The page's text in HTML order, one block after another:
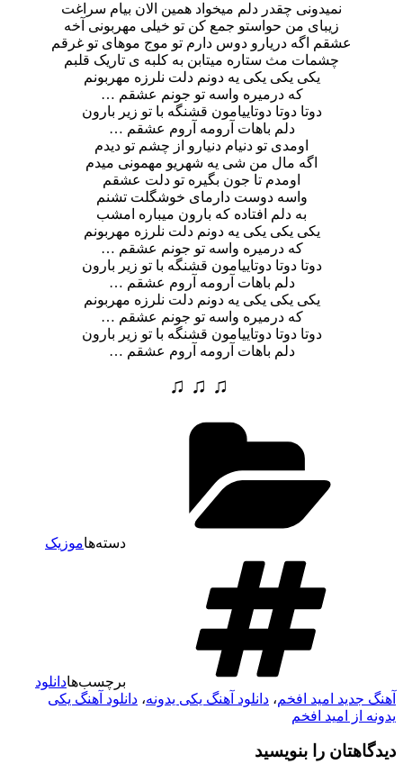
نمیدونی چقدر دلم میخواد همین الان بیام سراغت
زیبای من حواستو جمع کن تو خیلی مهربونی آخه
اگه دریارو دوس دارم تو موج موهای تو غرقم
چشمات مث ستاره میتابن به کلبه ی تاریک قلبم
یکی یکی یکی یه دونم دلت نلرزه مهربونم
که درمیره واسه تو جونم عشقم …
دوتا دوتا دوتاییامون قشنگه با تو زیر بارون
دلم باهات آرومه آروم عشقم …
اومدی تو دنیام دنیارو از چشم تو دیدم
اگه مال من شی یه شهریو مهمونی میدم
اومدم تا جون بگیره تو دلت عشقم
واسه دوست دارمای خوشگلت تشنم
به دلم افتاده که بارون میباره امشب
یکی یکی یکی یه دونم دلت نلرزه مهربونم
که درمیره واسه تو جونم عشقم …
دوتا دوتا دوتاییامون قشنگه با تو زیر بارون
دلم باهات آرومه آروم عشقم …
یکی یکی یکی یه دونم دلت نلرزه مهربونم
که درمیره واسه تو جونم عشقم …
دوتا دوتا دوتاییامون قشنگه با تو زیر بارون
دلم باهات آرومه آروم عشقم …
♫ ♫ ♫
موزیک
برچسب‌هادانلود
امید افخم ،دانلود آهنگ یکی یدونه،دانلود آهنگ یکی
افخم
را بنویسید